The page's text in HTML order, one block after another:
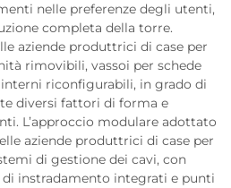
nelle preferenze degli utenti,
completa della torre.
aziende produttrici di case per
rimovibili, vassoi per schede
riconfigurabili, in grado di
diversi fattori di forma e
L’approccio modulare adottato
aziende produttrici di case per
di gestione dei cavi, con
instradamento integrati e punti